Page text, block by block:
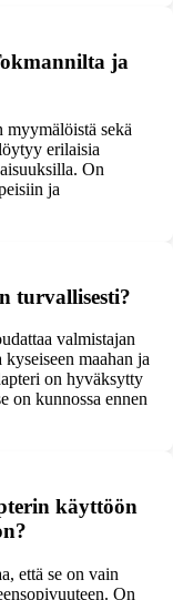
ja
myymälöistä sekä
erilaisia
On
ja
turvallisesti?
valmistajan
maahan ja
on hyväksytty
on kunnossa ennen
käyttöön
että se on vain
On